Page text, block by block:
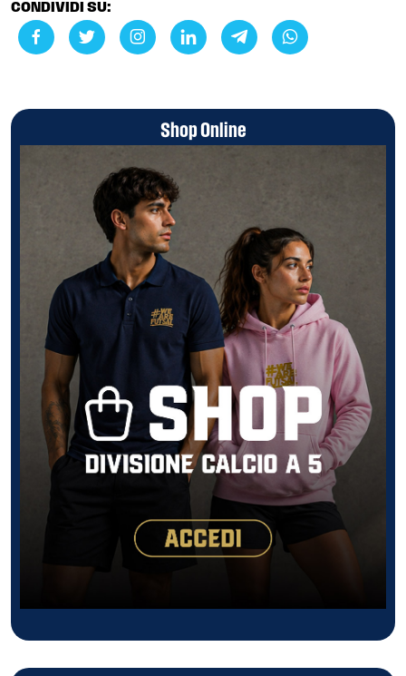
CONDIVIDI SU:
Shop Online